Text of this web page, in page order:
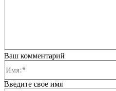
Ваш комментарий
Введите свое имя